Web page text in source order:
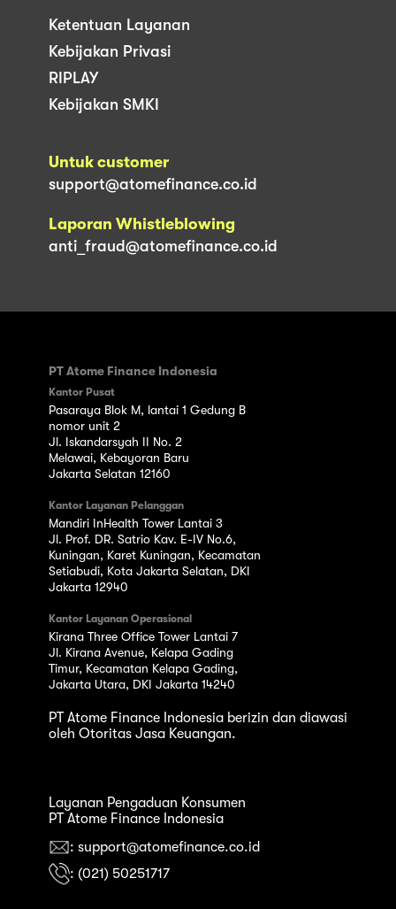
Ketentuan Layanan
Kebijakan Privasi
RIPLAY
Kebijakan SMKI
Untuk customer
support@atomefinance.co.id
Laporan Whistleblowing
anti_fraud@atomefinance.co.id
PT Atome Finance Indonesia
Kantor Pusat
Pasaraya Blok M, lantai 1 Gedung B
nomor unit 2
Jl. Iskandarsyah II No. 2
Melawai, Kebayoran Baru
Jakarta Selatan 12160
Kantor Layanan Pelanggan
Mandiri InHealth Tower Lantai 3
Jl. Prof. DR. Satrio Kav. E-IV No.6,
Kuningan, Karet Kuningan, Kecamatan
Setiabudi, Kota Jakarta Selatan, DKI
Jakarta 12940
Kantor Layanan Operasional
Kirana Three Office Tower Lantai 7
Jl. Kirana Avenue, Kelapa Gading
Timur, Kecamatan Kelapa Gading,
Jakarta Utara, DKI Jakarta 14240
PT Atome Finance Indonesia berizin dan diawasi
oleh Otoritas Jasa Keuangan.
Layanan Pengaduan Konsumen
PT Atome Finance Indonesia
: support@atomefinance.co.id
: (021) 50251717